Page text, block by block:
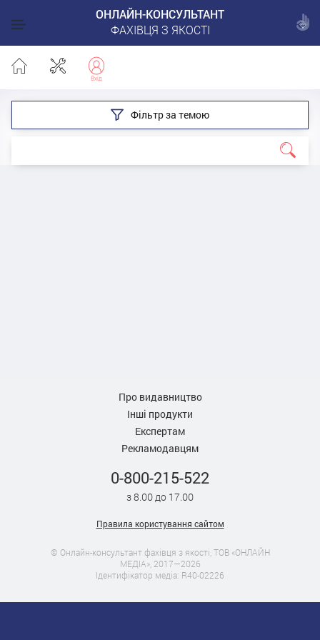
ОНЛАЙН-КОНСУЛЬТАНТ
ФАХІВЦЯ З ЯКОСТІ
Фільтр за темою
Про видавництво
Інші продукти
Експертам
Рекламодавцям
0-800-215-522
з 8.00 до 17.00
Правила користування сайтом
© Онлайн-консультант фахівця з якості, ТОВ «ОНЛАЙН
МЕДІА», 2017—2026
Ідентифікатор медіа: R40-02226